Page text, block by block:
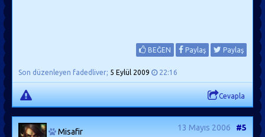
BEĞEN Paylaş Paylaş
Son düzenleyen fadedliver; 5 Eylül 2009 22:16
Cevapla
Misafir 13 Mayıs 2006 #5